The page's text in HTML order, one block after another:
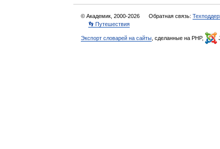
© Академик, 2000-2026 Обратная связь:
👣 Путешествия
Экспорт словарей на сайты , сделанные на PHP,